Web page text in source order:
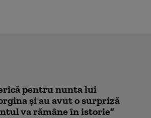
pentru nunta lui
și au avut o surpriză
va rămâne în istorie”